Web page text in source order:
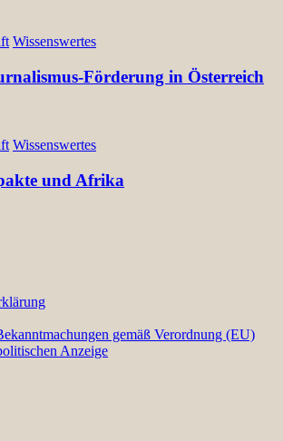
Wissenswertes
Förderung in Österreich
Wissenswertes
und Afrika
gemäß Verordnung (EU)
Anzeige